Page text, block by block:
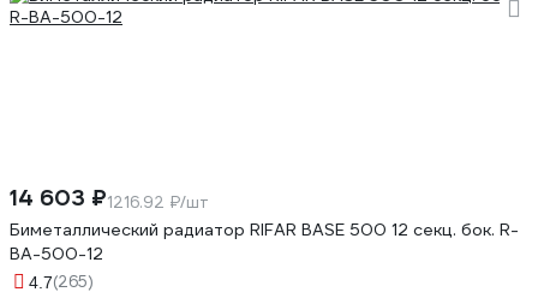
14 603 ₽1216.92 ₽/шт
Биметаллический радиатор RIFAR BASE 500 12 секц. бок. R-
BA-500-12
4.7(265)